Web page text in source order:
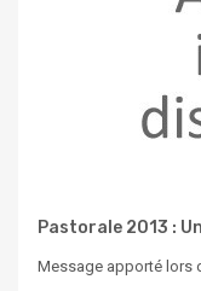
Pastorale 2013 :
Message apporté lors